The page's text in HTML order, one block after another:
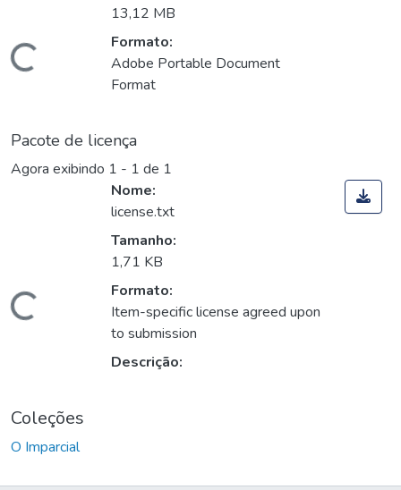
Carregando...
13,12 MB
Formato:
Adobe Portable Document
Format
Pacote de licença
Agora exibindo 1 - 1 de 1
Carregando...
Nome:
license.txt
Tamanho:
1,71 KB
Formato:
Item-specific license agreed upon
to submission
Descrição:
Coleções
O Imparcial